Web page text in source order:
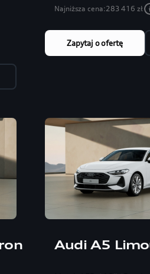
Najniższa cena:283 416 zł
Zapytaj o ofertę
Audi A5